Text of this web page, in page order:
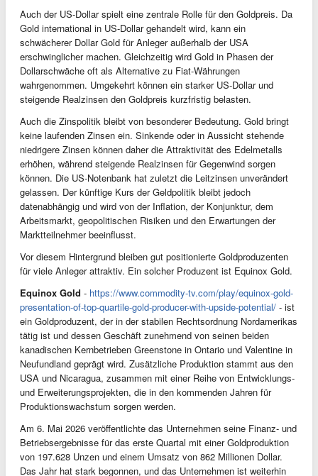
Auch der US-Dollar spielt eine zentrale Rolle für den Goldpreis. Da
Gold international in US-Dollar gehandelt wird, kann ein
schwächerer Dollar Gold für Anleger außerhalb der USA
erschwinglicher machen. Gleichzeitig wird Gold in Phasen der
Dollarschwäche oft als Alternative zu Fiat-Währungen
wahrgenommen. Umgekehrt können ein starker US-Dollar und
steigende Realzinsen den Goldpreis kurzfristig belasten.
Auch die Zinspolitik bleibt von besonderer Bedeutung. Gold bringt
keine laufenden Zinsen ein. Sinkende oder in Aussicht stehende
niedrigere Zinsen können daher die Attraktivität des Edelmetalls
erhöhen, während steigende Realzinsen für Gegenwind sorgen
können. Die US-Notenbank hat zuletzt die Leitzinsen unverändert
gelassen. Der künftige Kurs der Geldpolitik bleibt jedoch
datenabhängig und wird von der Inflation, der Konjunktur, dem
Arbeitsmarkt, geopolitischen Risiken und den Erwartungen der
Marktteilnehmer beeinflusst.
Vor diesem Hintergrund bleiben gut positionierte Goldproduzenten
für viele Anleger attraktiv. Ein solcher Produzent ist Equinox Gold.
Equinox Gold - https://www.commodity-tv.com/play/equinox-gold-
presentation-of-top-quartile-gold-producer-with-upside-potential/ - ist
ein Goldproduzent, der in der stabilen Rechtsordnung Nordamerikas
tätig ist und dessen Geschäft zunehmend von seinen beiden
kanadischen Kernbetrieben Greenstone in Ontario und Valentine in
Neufundland geprägt wird. Zusätzliche Produktion stammt aus den
USA und Nicaragua, zusammen mit einer Reihe von Entwicklungs-
und Erweiterungsprojekten, die in den kommenden Jahren für
Produktionswachstum sorgen werden.
Am 6. Mai 2026 veröffentlichte das Unternehmen seine Finanz- und
Betriebsergebnisse für das erste Quartal mit einer Goldproduktion
von 197.628 Unzen und einem Umsatz von 862 Millionen Dollar.
Das Jahr hat stark begonnen, und das Unternehmen ist weiterhin